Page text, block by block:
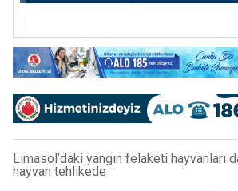
Limasol’daki yangın felaketi hayvanları
hayvan tehlikede